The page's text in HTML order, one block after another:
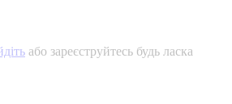
або зареєструйтесь будь ласка